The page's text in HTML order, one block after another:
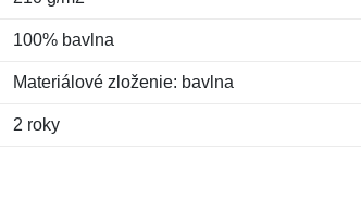
100% bavlna
Materiálové zloženie: bavlna
2 roky